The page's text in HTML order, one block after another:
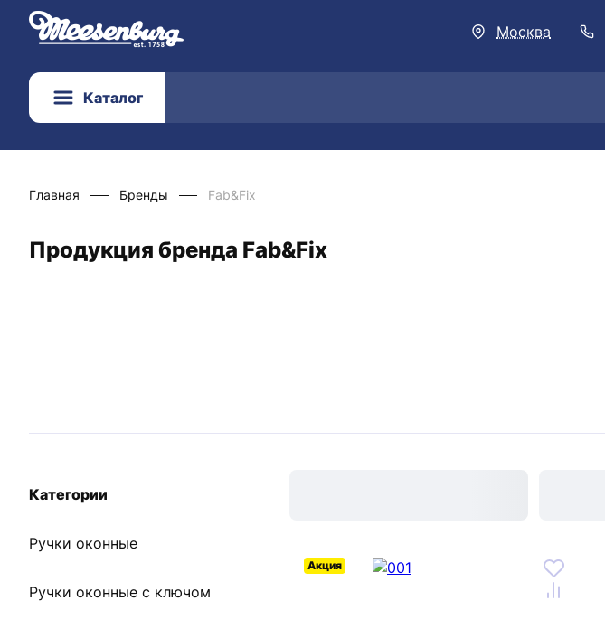
Москва
Каталог
Главная Бренды Fab&Fix
Продукция бренда Fab&Fix
Категории
Ручки оконные
Ручки оконные с ключом
Акция